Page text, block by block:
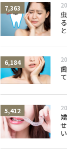
7,363
6,184
て
5,412